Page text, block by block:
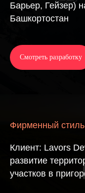
Барьер, Гейзер)
Башкортостан
Смотреть разработку
Фирменный
Клиент: Lavors
развитие
участков в